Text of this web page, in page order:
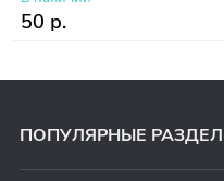
50 р.
ПОПУЛЯРНЫЕ